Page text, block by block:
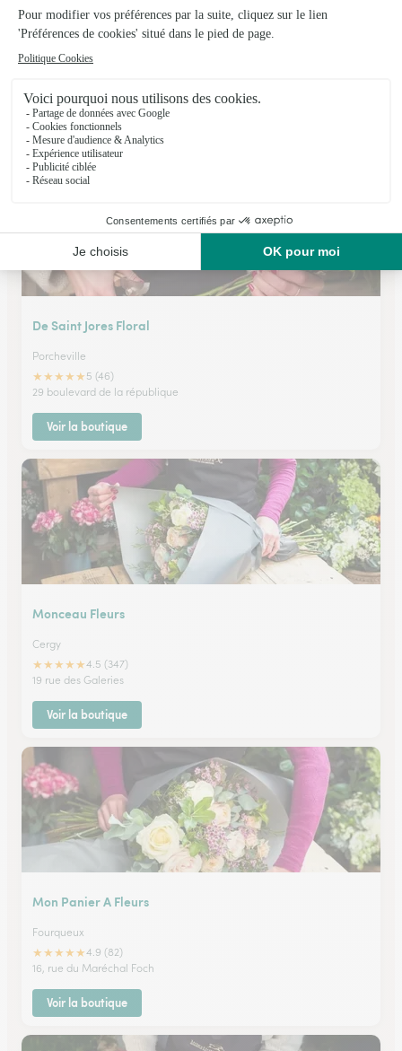
Flore en Scene
Conflans Sainte Honorine
85, avenue Carnot
Voir la boutique
De Saint Jores Floral
Porcheville
★★★★★ 5 (46)
29 boulevard de la république
Voir la boutique
Monceau Fleurs
Cergy
★★★★★4.5 (347)
19 rue des Galeries
Voir la boutique
Mon Panier A Fleurs
Fourqueux
★★★★★4.9 (82)
16, rue du Maréchal Foch
Voir la boutique